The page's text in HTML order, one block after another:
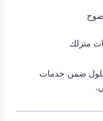
منزلك
ضمن خدمات